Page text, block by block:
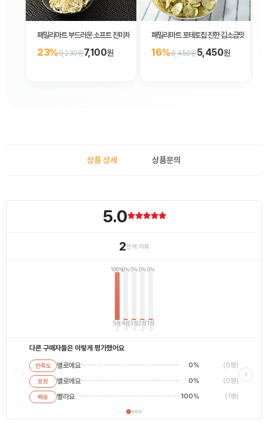
패밀리마트 부드러운 소프트 진미채 30g
23%9,230원7,100원
패밀리마트 포테토칩 진한 김소금맛 감자칩
16%6,450원5,450원
상품 상세 상품문의
5.0
2전체 리뷰
100%
5점
2
0%
4점
0
0%
3점
0
0%
2점
0
0%
1점
0
다른 구매자들은 이렇게 평가했어요
만족도 별로에요 0% (0명)
포장 별로에요 0% (0명)
배송 빨라요 100% (1명)
별로에
평범해
›